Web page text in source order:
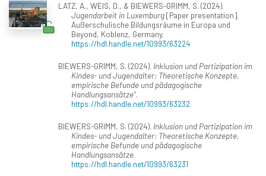
LATZ, A., WEIS, D., & BIEWERS-GRIMM, S. (2024).
Jugendarbeit in Luxemburg[Paper presentation].
Außerschulische Bildungsräume in Europa und
Beyond, Koblenz, Germany.
https://hdl.handle.net/10993/63224
BIEWERS-GRIMM, S. (2024). Inklusion und Partizipation im
Kindes- und Jugendalter: Theoretische Konzepte,
empirische Befunde und pädagogische
Handlungsansätze“.
https://hdl.handle.net/10993/63232
BIEWERS-GRIMM, S. (2024). Inklusion und Partizipation im
Kindes- und Jugendalter: Theoretische Konzepte,
empirische Befunde und pädagogische
Handlungsansätze.
https://hdl.handle.net/10993/63231